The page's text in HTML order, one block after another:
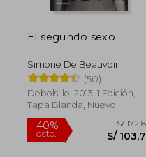
El segundo sexo
Simone De Beauvoir
(50)
Debolsillo, 2013, 1 Edición,
Tapa Blanda, Nuevo